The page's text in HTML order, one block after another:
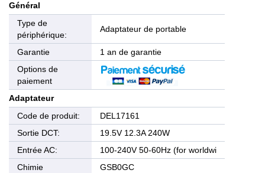
Général
Type de
périphérique:
Adaptateur de portable
Garantie
1 an de garantie
Options de
paiement
Adaptateur
Code de produit:
DEL17161
Sortie DCT:
19.5V 12.3A 240W
Entrée AC:
100-240V 50-60Hz (for worldwi
Chimie
GSB0GC